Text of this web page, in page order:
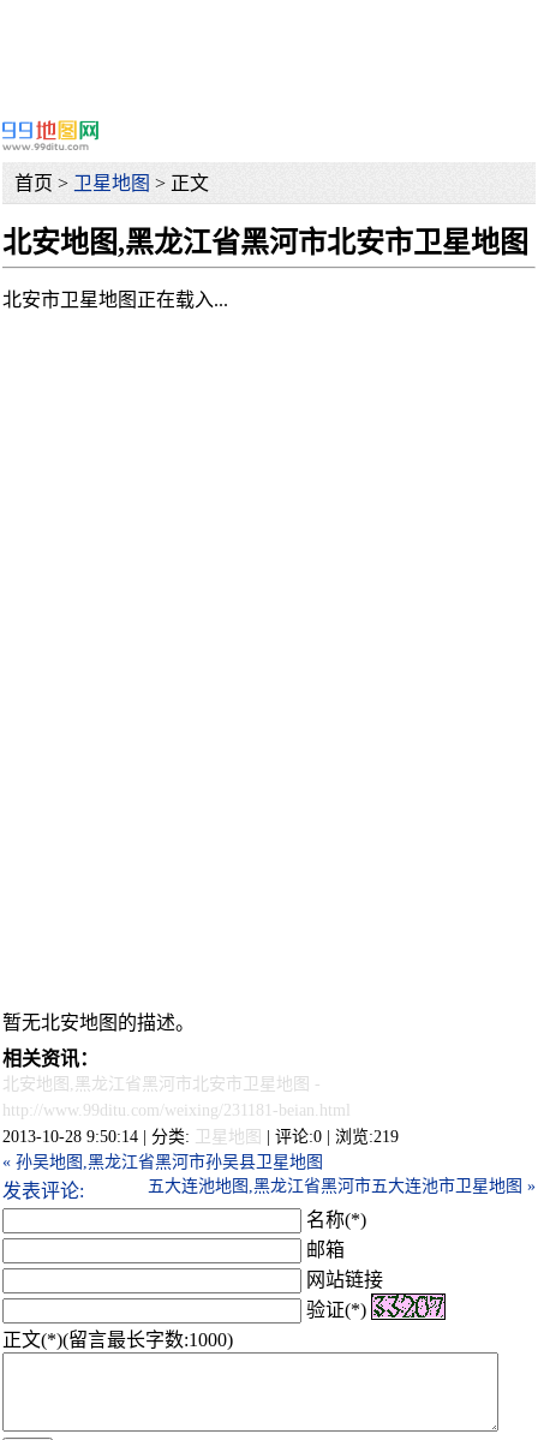
首页 > 卫星地图 > 正文
北安地图,黑龙江省黑河市北安市卫星地图
北安市卫星地图正在载入...
暂无北安地图的描述。
相关资讯：
北安地图,黑龙江省黑河市北安市卫星地图 -
http://www.99ditu.com/weixing/231181-beian.html
2013-10-28 9:50:14 | 分类:
卫星地图 | 评论:0 | 浏览:219
« 孙吴地图,黑龙江省黑河市孙吴县卫星地图
五大连池地图,黑龙江省黑河市五大连池市卫星地图 »
发表评论:
名称(*)
邮箱
网站链接
验证(*)
正文(*)(留言最长字数:1000)